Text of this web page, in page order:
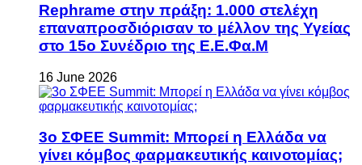
Rephrame στην πράξη: 1.000 στελέχη
επαναπροσδιόρισαν το μέλλον της Υγείας
στο 15ο Συνέδριο της Ε.Ε.Φα.Μ
16 June 2026
3ο ΣΦΕΕ Summit: Μπορεί η Ελλάδα να
γίνει κόμβος φαρμακευτικής καινοτομίας;